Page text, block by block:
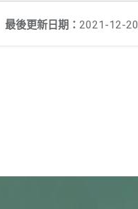
最後更新日期： 2021-12-20